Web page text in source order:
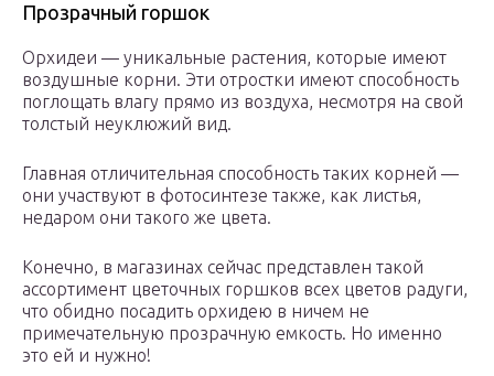
Прозрачный горшок
Орхидеи — уникальные растения, которые имеют
воздушные корни. Эти отростки имеют способность
поглощать влагу прямо из воздуха, несмотря на свой
толстый неуклюжий вид.
Главная отличительная способность таких корней —
они участвуют в фотосинтезе также, как листья,
недаром они такого же цвета.
Конечно, в магазинах сейчас представлен такой
ассортимент цветочных горшков всех цветов радуги,
что обидно посадить орхидею в ничем не
примечательную прозрачную емкость. Но именно
это ей и нужно!